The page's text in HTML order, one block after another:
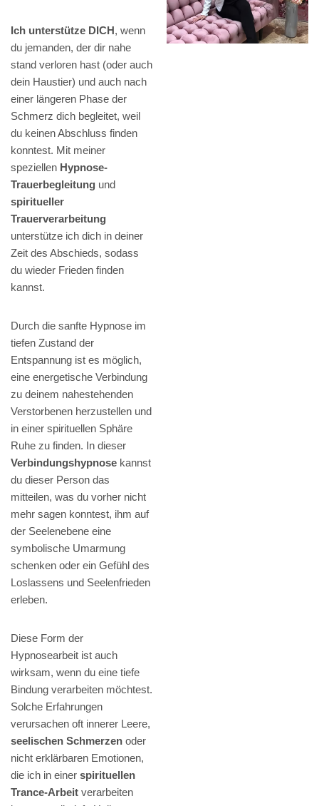
Ich unterstütze DICH, wenn
du jemanden, der dir nahe
stand verloren hast (oder auch
dein Haustier) und auch nach
einer längeren Phase der
Schmerz dich begleitet, weil
du keinen Abschluss finden
konntest. Mit meiner
speziellen Hypnose-
Trauerbegleitung und
spiritueller
Trauerverarbeitung
unterstütze ich dich in deiner
Zeit des Abschieds, sodass
du wieder Frieden finden
kannst.
Durch die sanfte Hypnose im
tiefen Zustand der
Entspannung ist es möglich,
eine energetische Verbindung
zu deinem nahestehenden
Verstorbenen herzustellen und
in einer spirituellen Sphäre
Ruhe zu finden. In dieser
Verbindungshypnose kannst
du dieser Person das
mitteilen, was du vorher nicht
mehr sagen konntest, ihm auf
der Seelenebene eine
symbolische Umarmung
schenken oder ein Gefühl des
Loslassens und Seelenfrieden
erleben.
Diese Form der
Hypnosearbeit ist auch
wirksam, wenn du eine tiefe
Bindung verarbeiten möchtest.
Solche Erfahrungen
verursachen oft innerer Leere,
seelischen Schmerzen oder
nicht erklärbaren Emotionen,
die ich in einer spirituellen
Trance-Arbeit verarbeiten